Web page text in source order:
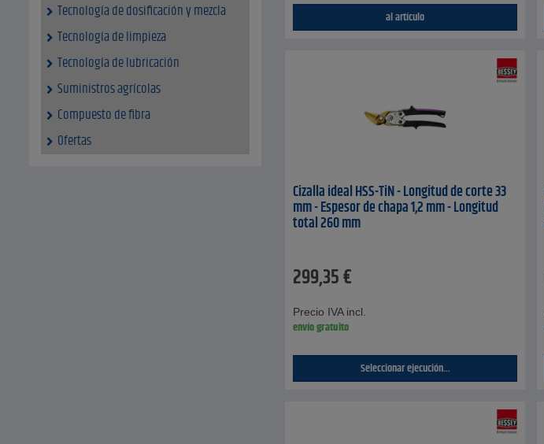
Tecnología de dosificación y mezcla
Tecnología de limpieza
Tecnología de lubricación
Suministros agrícolas
Compuesto de fibra
Ofertas
al artículo
Cizalla ideal HSS-TiN - Longitud de corte 33
mm - Espesor de chapa 1,2 mm - Longitud
total 260 mm
299,35€
Precio IVA incl.
envío gratuito
Seleccionar ejecución...